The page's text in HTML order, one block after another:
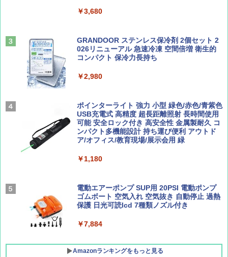
Coyote No.89 特集 星野道夫 夢見る旅
AIRLINE（エアライン）2026年9月号【特
集】ボーイング110周年を祝して！
￥1,760
￥2,079
A26 地球の歩き方 チェコ ポーランド スロヴ
ァキア 2026～2027 地球の歩き方A ヨーロッ
新しい日本地理 地図・統計・移動から読み
解く (講談社現代新書)
￥1,540
500002(88859)
￥5,999
ーティング フルクローズ メッシュ 3-4人用
簡単設置 ポップアップテント エクルベージ
ュ(BC仕様) PATC-150B(EB)
￥9,990
イド ブラックコーティング フルクローズ メ
ッシュ 4人用 簡単設置 ポップアップテント P
ATCW-150B エクルベージュ
￥-
￥3,680
GRANDOOR ステンレス保冷剤 2個セット 2
026リニューアル 急速冷凍 空間倍増 衛生的
コンパクト 保冷力長持ち
￥2,980
ポインターライト 強力 小型 緑色/赤色/青紫色
USB充電式 高精度 超長距離照射 長時間使用
可能 安全ロック付き 高安全性 金属製耐久 コ
ンパクト多機能設計 持ち運び便利 アウトド
ア/オフィス/教育現場/展示会用 緑
￥1,180
電動エアーポンプ SUP用 20PSI 電動ポンプ
ゴムボート 空気入れ 空気抜き 自動停止 過熱
保護 日光可読lcd 7種類ノズル付き
￥7,884
Amazonランキングをもっと見る